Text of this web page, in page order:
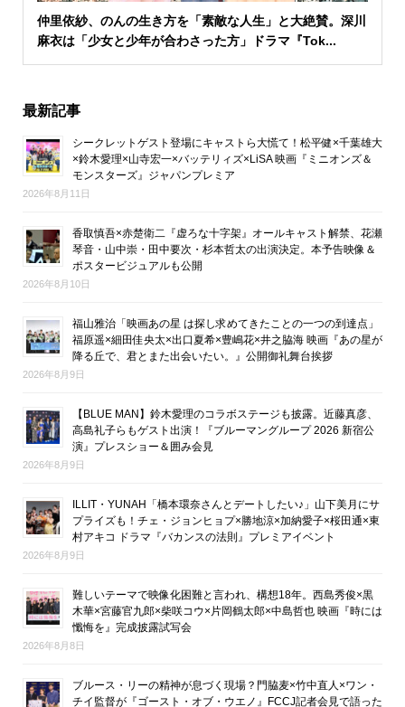
仲里依紗、のんの生き方を「素敵な人生」と大絶賛。深川
麻衣は「少女と少年が合わさった方」ドラマ『Tok...
最新記事
シークレットゲスト登場にキャストら大慌て！松平健×千葉雄大
×鈴木愛理×山寺宏一×バッテリィズ×LiSA 映画『ミニオンズ＆
モンスターズ』ジャパンプレミア
2026年8月11日
香取慎吾×赤楚衛二『虚ろな十字架』オールキャスト解禁、花瀬
琴音・山中崇・田中要次・杉本哲太の出演決定。本予告映像＆
ポスタービジュアルも公開
2026年8月10日
福山雅治「映画あの星 は探し求めてきたことの一つの到達点」
福原遥×細田佳央太×出口夏希×豊嶋花×井之脇海 映画『あの星が
降る丘で、君とまた出会いたい。』公開御礼舞台挨拶
2026年8月9日
【BLUE MAN】鈴木愛理のコラボステージも披露。近藤真彦、
高島礼子らもゲスト出演！『ブルーマングループ 2026 新宿公
演』プレスショー＆囲み会見
2026年8月9日
ILLIT・YUNAH「橋本環奈さんとデートしたい♪」山下美月にサ
プライズも！チェ・ジョンヒョプ×勝地涼×加納愛子×桜田通×東
村アキコ ドラマ『バカンスの法則』プレミアイベント
2026年8月9日
難しいテーマで映像化困難と言われ、構想18年。西島秀俊×黒
木華×宮藤官九郎×柴咲コウ×片岡鶴太郎×中島哲也 映画『時には
懺悔を』完成披露試写会
2026年8月8日
ブルース・リーの精神が息づく現場？門脇麦×竹中直人×ワン・
チイ監督が『ゴースト・オブ・ウエノ』FCCJ記者会見で語った